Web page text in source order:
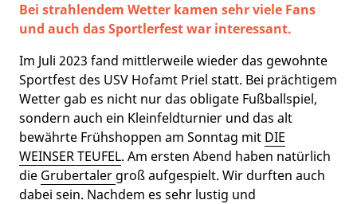
Bei strahlendem Wetter kamen sehr viele Fans
und auch das Sportlerfest war interessant.
Im Juli 2023 fand mittlerweile wieder das gewohnte
Sportfest des USV Hofamt Priel statt. Bei prächtigem
Wetter gab es nicht nur das obligate Fußballspiel,
sondern auch ein Kleinfeldturnier und das alt
bewährte Frühshoppen am Sonntag mit DIE
WEINSER TEUFEL. Am ersten Abend haben natürlich
die Grubertaler groß aufgespielt. Wir durften auch
dabei sein. Nachdem es sehr lustig und